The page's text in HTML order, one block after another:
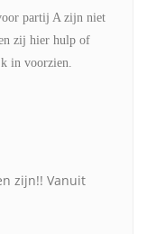
partij A zijn niet
zij hier hulp of
in voorzien.
zijn!! Vanuit